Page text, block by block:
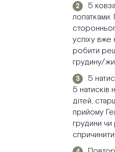
5
успіху
робити
грудину/
5
5 натисків
дітей,
прийому
грудини